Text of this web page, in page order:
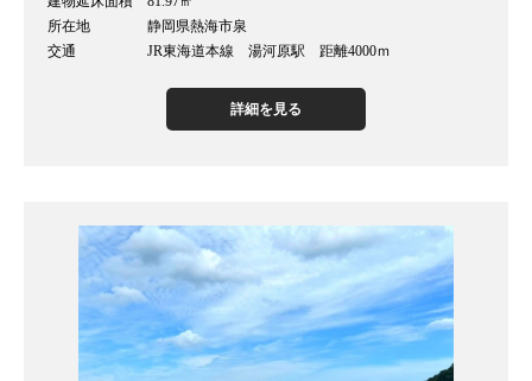
所在地 静岡県熱海市泉
交通 JR東海道本線 湯河原駅 距離4000ｍ
詳細を見る